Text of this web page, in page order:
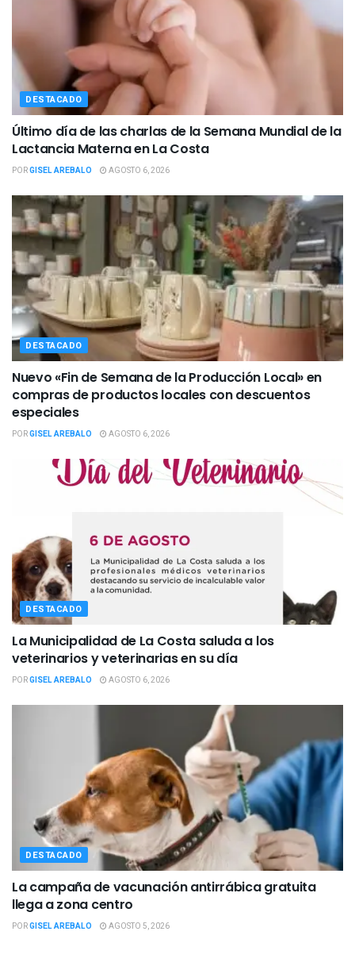
DESTACADO
Último día de las charlas de la Semana Mundial de la
Lactancia Materna en La Costa
PORGISEL AREBALO AGOSTO 6, 2026
DESTACADO
Nuevo «Fin de Semana de la Producción Local» en
compras de productos locales con descuentos
especiales
PORGISEL AREBALO AGOSTO 6, 2026
DESTACADO
La Municipalidad de La Costa saluda a los
veterinarios y veterinarias en su día
PORGISEL AREBALO AGOSTO 6, 2026
DESTACADO
La campaña de vacunación antirrábica gratuita
llega a zona centro
PORGISEL AREBALO AGOSTO 5, 2026